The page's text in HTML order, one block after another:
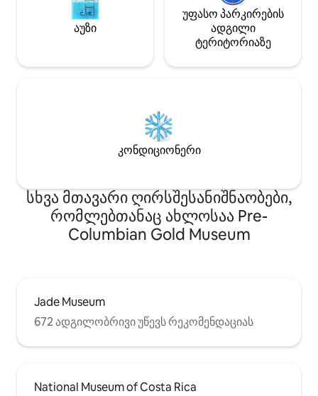
აუზი
უფასო პარკირების
ადგილი
ტერიტორიაზე
კონდიციონერი
სხვა მთავარი ღირსშესანიშნაობები,
რომლებთანაც ახლოსაა Pre-
Columbian Gold Museum
Jade Museum
672 ადგილობრივი უწევს რეკომენდაციას
National Museum of Costa Rica